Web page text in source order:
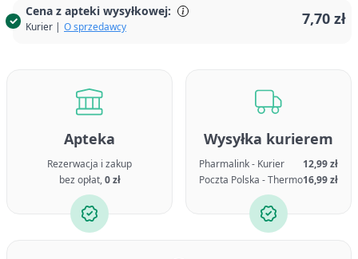
Cena z apteki wysyłkowej:
Kurier | O sprzedawcy 7,70 zł
Apteka
Rezerwacja i zakup
bez opłat,0 zł
Wysyłka kurierem
Pharmalink - Kurier
12,99 zł
Poczta Polska - Thermo16,99 zł